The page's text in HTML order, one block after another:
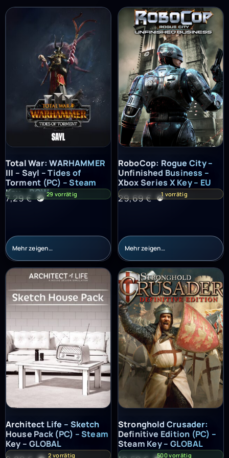
Total War: WARHAMMER III – Sayl – Tides of Torment (PC) –
Total War: WARHAMMER
III – Sayl – Tides of
Torment (PC) – Steam
Key – ROW
7,29€ 29 vorrätig
Mehr zeigen…
RoboCop: Rogue City –
RoboCop: Rogue City –
Unfinished Business –
Xbox Series X Key – EU
29,69€ 1 vorrätig
Mehr zeigen…
Architect Life – Sketch House Pack (PC) – Steam Key – GLOBAL
Architect Life – Sketch
House Pack (PC) – Steam
Key – GLOBAL
2 vorrätig
Stronghold Crusader: Definitive
Stronghold Crusader:
Definitive Edition (PC) –
Steam Key – GLOBAL
500 vorrätig